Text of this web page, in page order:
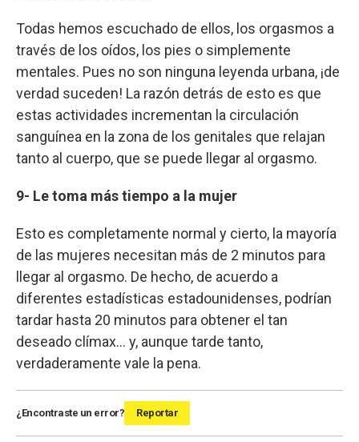
Todas hemos escuchado de ellos, los orgasmos a
través de los oídos, los pies o simplemente
mentales. Pues no son ninguna leyenda urbana, ¡de
verdad suceden! La razón detrás de esto es que
estas actividades incrementan la circulación
sanguínea en la zona de los genitales que relajan
tanto al cuerpo, que se puede llegar al orgasmo.
9- Le toma más tiempo a la mujer
Esto es completamente normal y cierto, la mayoría
de las mujeres necesitan más de 2 minutos para
llegar al orgasmo. De hecho, de acuerdo a
diferentes estadísticas estadounidenses, podrían
tardar hasta 20 minutos para obtener el tan
deseado clímax… y, aunque tarde tanto,
verdaderamente vale la pena.
¿Encontraste un error? Reportar